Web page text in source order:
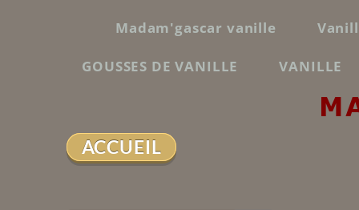
ACCUEIL
Madam'gascar vanille
GOUSSES DE VANILLE VANILLE